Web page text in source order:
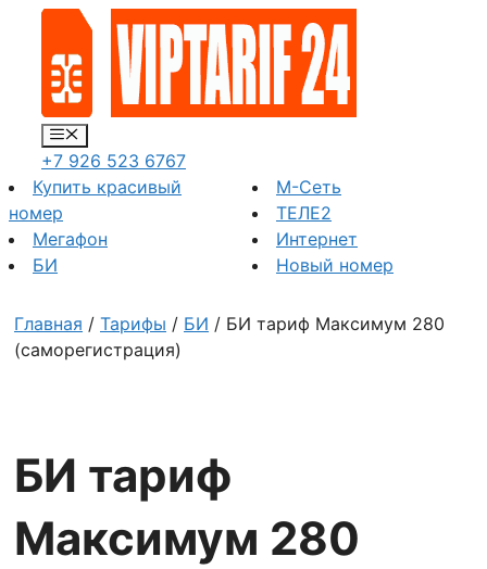
содержимому
Меню
+7 926 523 6767
Купить красивый
номер
Мегафон
БИ
М-Сеть
ТЕЛЕ2
Интернет
Новый номер
Главная / Тарифы / БИ / БИ тариф Максимум 280
(саморегистрация)
БИ тариф
Максимум 280